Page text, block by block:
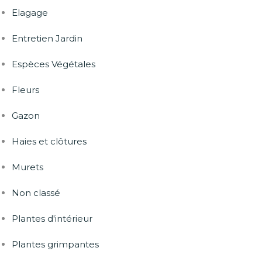
Elagage
Entretien Jardin
Espèces Végétales
Fleurs
Gazon
Haies et clôtures
Murets
Non classé
Plantes d'intérieur
Plantes grimpantes